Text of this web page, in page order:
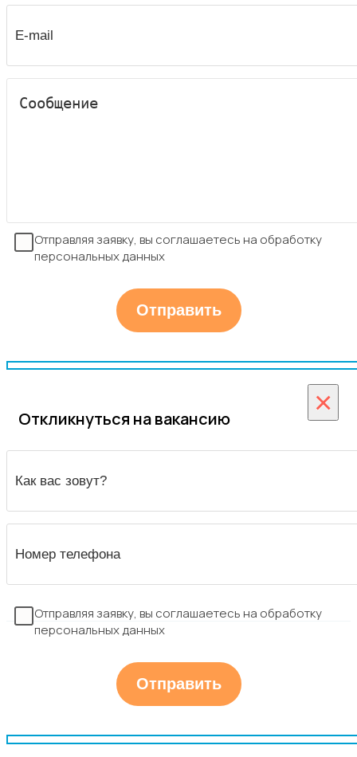
Отправляя заявку, вы соглашаетесь на обработку
персональных данных
×
Откликнуться на вакансию
Отправляя заявку, вы соглашаетесь на обработку
персональных данных